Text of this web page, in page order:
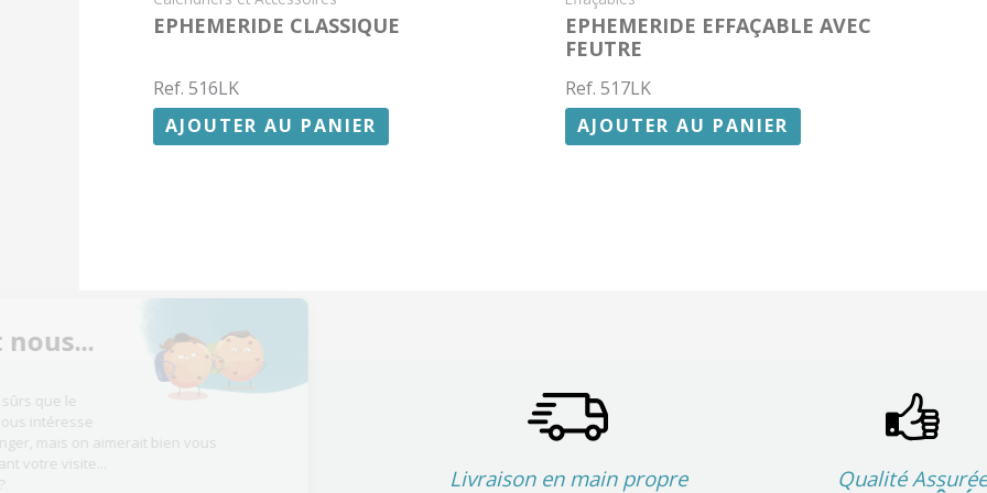
EPHEMERIDE CLASSIQUE
Ref. 516LK
AJOUTER AU PANIER
EPHEMERIDE EFFAÇABLE AVEC
FEUTRE
Ref. 517LK
AJOUTER AU PANIER
Livraison en main propre
Qualité Assurée
Salut c'est nous...
On a attendu d'être sûrs que le
contenu de ce site vous intéresse
avant de vous déranger, mais on aimerait bien vous
accompagner pendant votre visite...